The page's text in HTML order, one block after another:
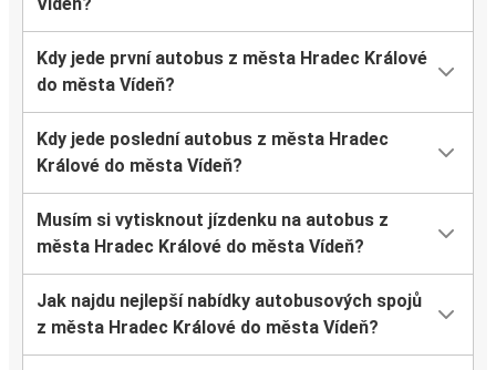
Kdy jede první autobus z města Hradec Králové
do města Vídeň?
Kdy jede poslední autobus z města Hradec
Králové do města Vídeň?
Musím si vytisknout jízdenku na autobus z
města Hradec Králové do města Vídeň?
Jak najdu nejlepší nabídky autobusových spojů
z města Hradec Králové do města Vídeň?